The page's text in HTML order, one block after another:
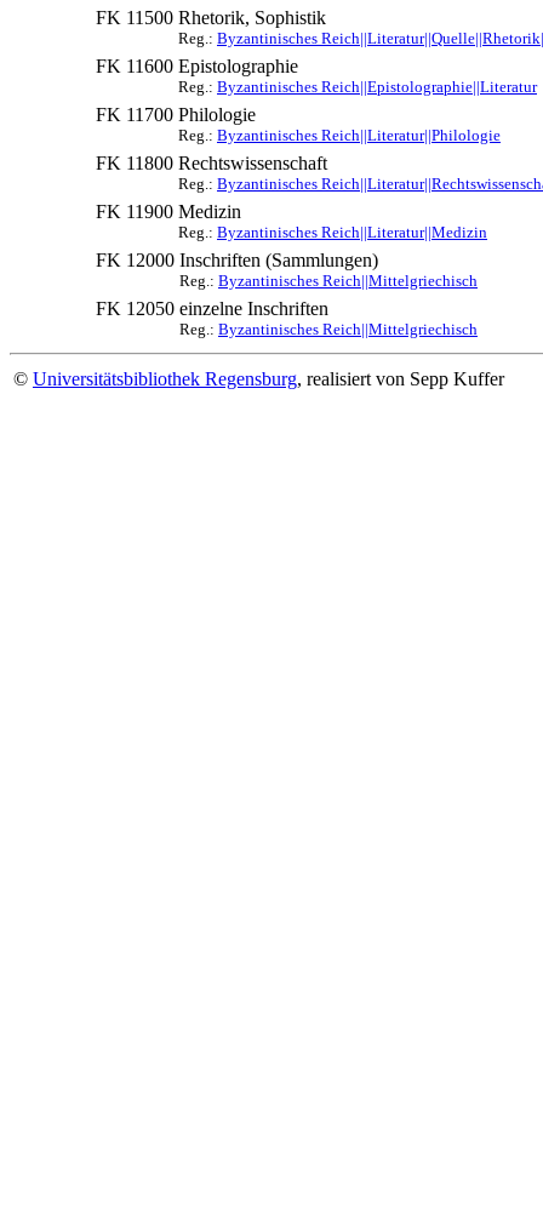
FK 11500 Rhetorik, Sophistik
Reg.: Byzantinisches
FK 11600 Epistolographie
Reg.: Byzantinisches Reich||Epistolographie||Literatur
FK 11700 Philologie
Reg.: Byzantinisches Reich||Literatur||Philologie
FK 11800 Rechtswissenschaft
Reg.: Byzantinisches
FK 11900 Medizin
Reg.: Byzantinisches Reich||Literatur||Medizin
FK 12000 Inschriften (Sammlungen)
Reg.: Byzantinisches Reich||Mittelgriechisch
FK 12050 einzelne Inschriften
Reg.: Byzantinisches Reich||Mittelgriechisch
© Universitätsbibliothek Regensburg, realisiert von Sepp Kuffer